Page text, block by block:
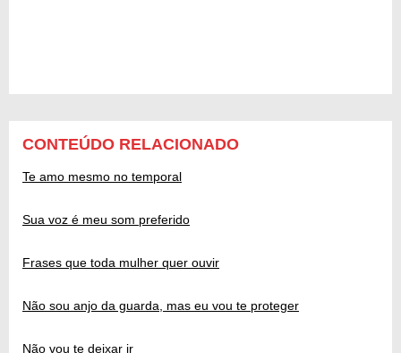
CONTEÚDO RELACIONADO
Te amo mesmo no temporal
Sua voz é meu som preferido
Frases que toda mulher quer ouvir
Não sou anjo da guarda, mas eu vou te proteger
Não vou te deixar ir